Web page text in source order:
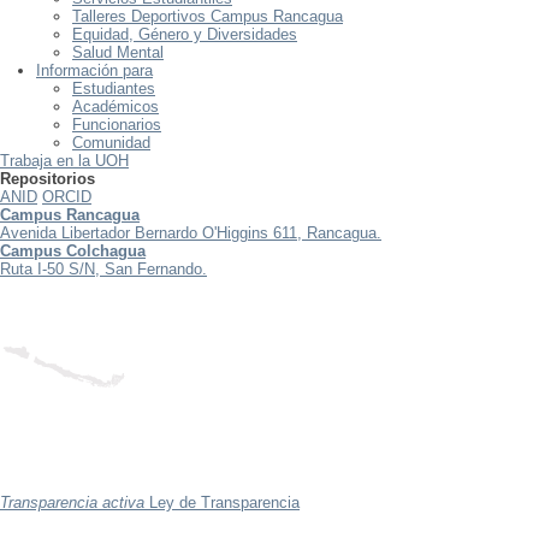
Talleres Deportivos Campus Rancagua
Equidad, Género y Diversidades
Salud Mental
Información para
Estudiantes
Académicos
Funcionarios
Comunidad
Trabaja en la UOH
Repositorios
ANID ORCID
Campus Rancagua
Avenida Libertador Bernardo O'Higgins 611, Rancagua.
Campus Colchagua
Ruta I-50 S/N, San Fernando.
Transparencia activa Ley de Transparencia